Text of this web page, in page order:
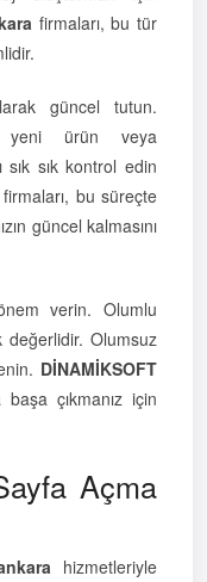
firmaları, bu tür
güncel tutun.
yeni ürün veya
sık sık kontrol edin
firmaları, bu süreçte
güncel kalmasını
verin. Olumlu
değerlidir. Olumsuz
DİNAMİKSOFT
çıkmanız için
Açma
hizmetleriyle